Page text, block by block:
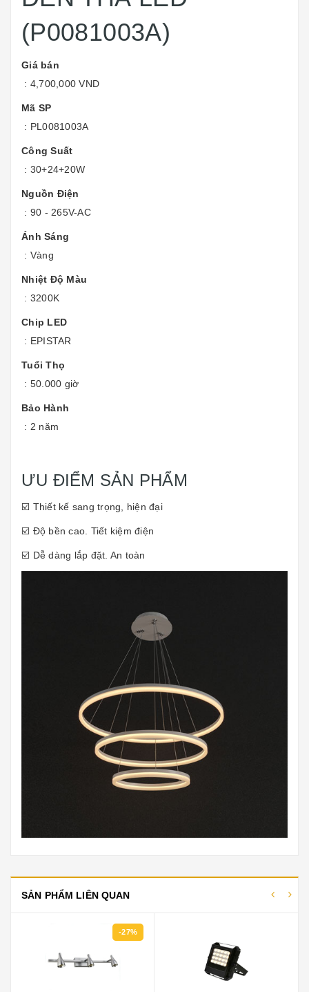
(P0081003A)
Giá bán
: 4,700,000 VND
Mã SP
: PL0081003A
Công Suất
: 30+24+20W
Nguồn Điện
: 90 - 265V-AC
Ánh Sáng
: Vàng
Nhiệt Độ Màu
: 3200K
Chip LED
: EPISTAR
Tuổi Thọ
: 50.000 giờ
Bảo Hành
: 2 năm
ƯU ĐIỂM SẢN PHẨM
☑️ Thiết kế sang trọng, hiện đại
☑️ Độ bền cao. Tiết kiệm điện
☑️ Dễ dàng lắp đặt. An toàn
SẢN PHẨM LIÊN QUAN